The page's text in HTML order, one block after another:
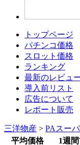
トップページ
パチンコ価格
スロット価格
ランキング
最新のレビュ
導入前リスト
広告について
レポート販売
三洋物産 > PAスー
平均価格
1週